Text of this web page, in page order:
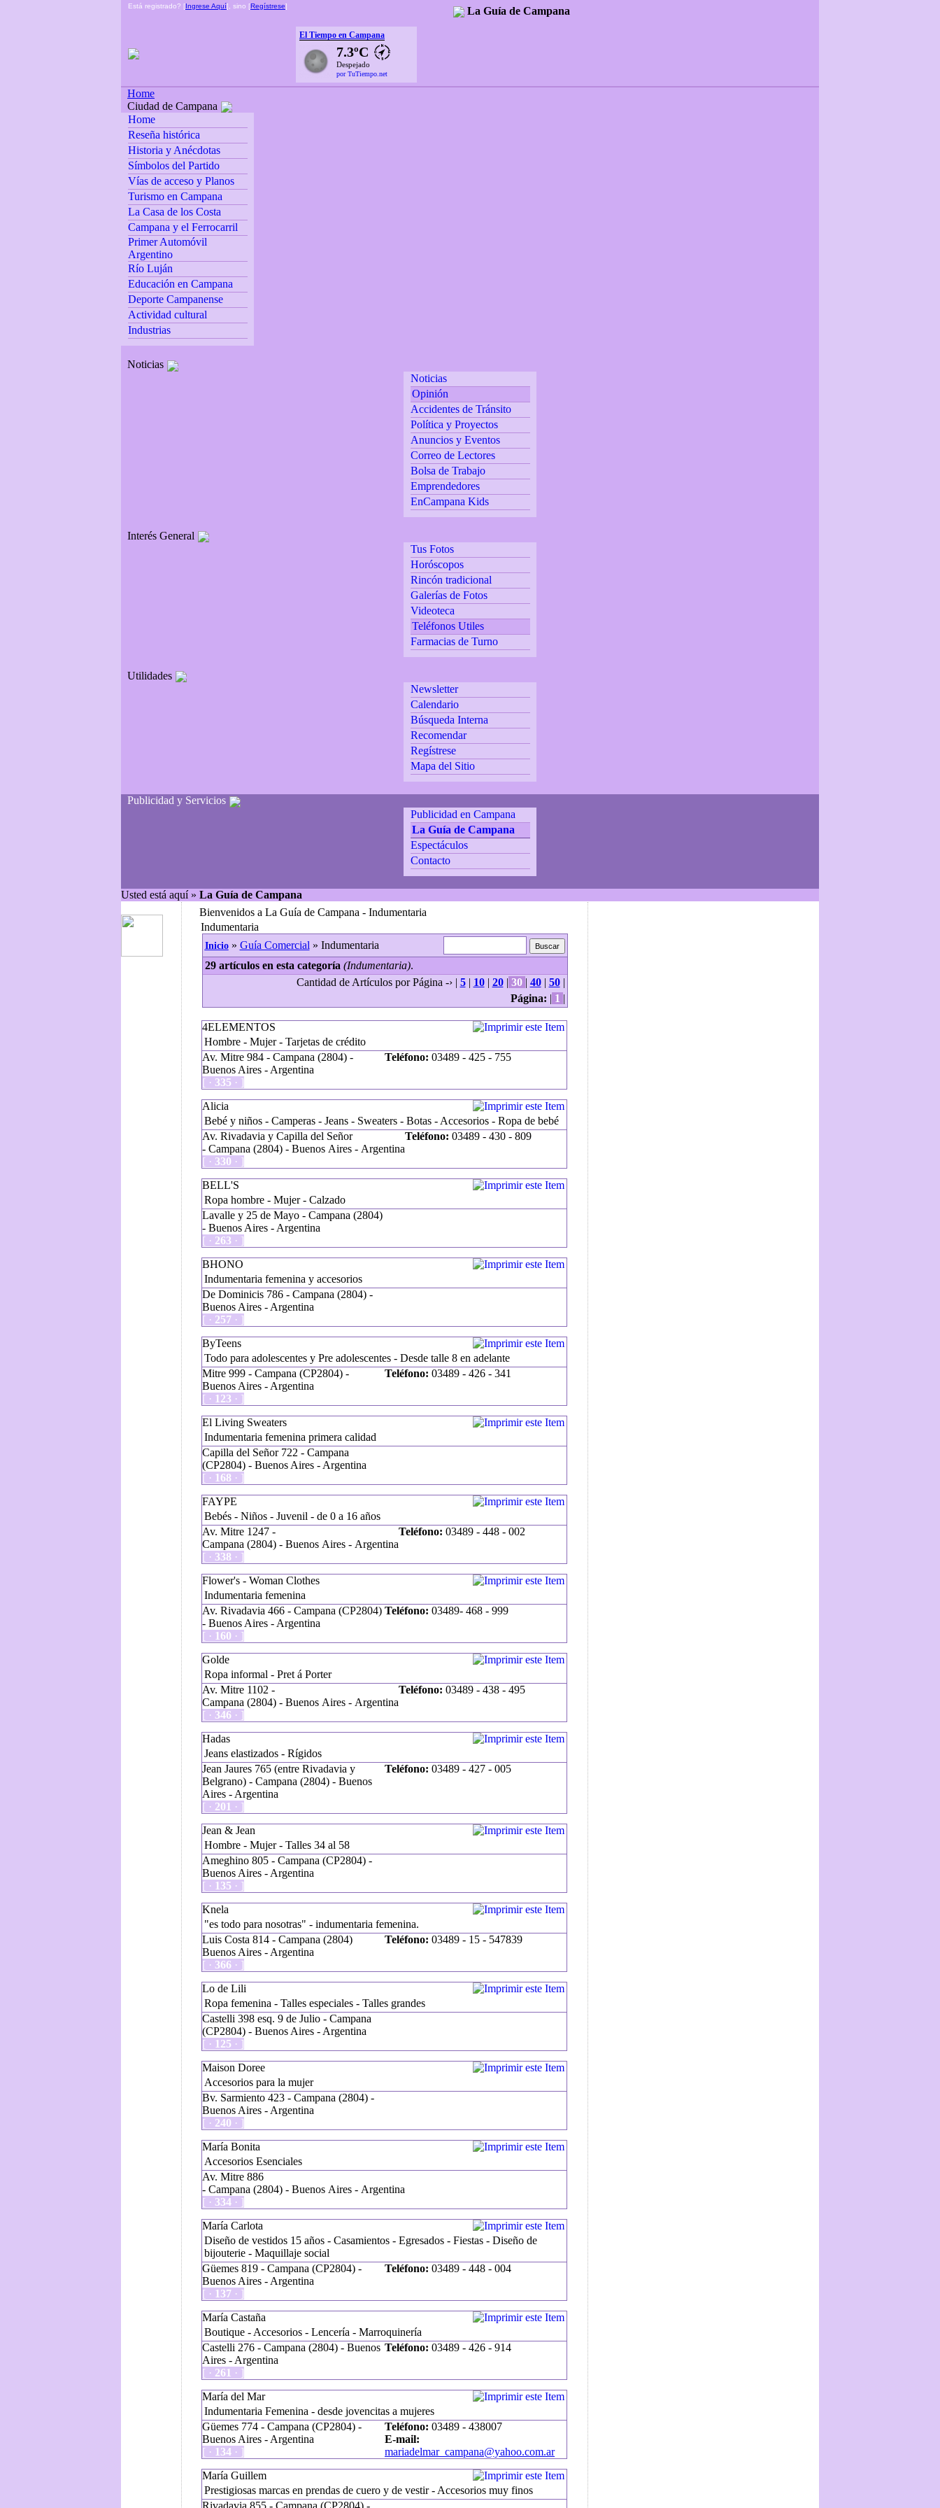
Está registrado? [Ingrese Aquí], sino [Regístrese] La Guía de Campana
El Tiempo en Campana
7.3ºC
Despejado
por TuTiempo.net
Home
Ciudad de Campana
Home
Reseña histórica
Historia y Anécdotas
Símbolos del Partido
Vías de acceso y Planos
Turismo en Campana
La Casa de los Costa
Campana y el Ferrocarril
Primer Automóvil
Argentino
Río Luján
Educación en Campana
Deporte Campanense
Actividad cultural
Industrias
Noticias
Noticias
Opinión
Accidentes de Tránsito
Política y Proyectos
Anuncios y Eventos
Correo de Lectores
Bolsa de Trabajo
Emprendedores
EnCampana Kids
Interés General
Tus Fotos
Horóscopos
Rincón tradicional
Galerías de Fotos
Videoteca
Teléfonos Utiles
Farmacias de Turno
Utilidades
Newsletter
Calendario
Búsqueda Interna
Recomendar
Regístrese
Mapa del Sitio
Publicidad y Servicios
Publicidad en Campana
La Guía de Campana
Espectáculos
Contacto
Usted está aquí » La Guía de Campana
Bienvenidos a La Guía de Campana - Indumentaria
Indumentaria
Inicio» Guía Comercial » Indumentaria
29 artículos en esta categoría (Indumentaria).
Cantidad de Artículos por Página -› | 5| 10| 20| 30 | 40| 50|
Página: | 1 |
4ELEMENTOS
Hombre - Mujer - Tarjetas de crédito
Av. Mitre 984 - Campana (2804) -
Buenos Aires - Argentina
[ · 335 · ]
Teléfono: 03489 - 425 - 755
Alicia
Bebé y niños - Camperas - Jeans - Sweaters - Botas - Accesorios - Ropa de bebé
Av. Rivadavia y Capilla del Señor
- Campana (2804) - Buenos Aires - Argentina
[ · 330 · ]
Teléfono: 03489 - 430 - 809
BELL'S
Ropa hombre - Mujer - Calzado
Lavalle y 25 de Mayo - Campana (2804)
- Buenos Aires - Argentina
[ · 263 · ]
BHONO
Indumentaria femenina y accesorios
De Dominicis 786 - Campana (2804) -
Buenos Aires - Argentina
[ · 257 · ]
ByTeens
Todo para adolescentes y Pre adolescentes - Desde talle 8 en adelante
Mitre 999 - Campana (CP2804) -
Buenos Aires - Argentina
[ · 123 · ]
Teléfono: 03489 - 426 - 341
El Living Sweaters
Indumentaria femenina primera calidad
Capilla del Señor 722 - Campana
(CP2804) - Buenos Aires - Argentina
[ · 168 · ]
FAYPE
Bebés - Niños - Juvenil - de 0 a 16 años
Av. Mitre 1247 -
Campana (2804) - Buenos Aires - Argentina
[ · 338 · ]
Teléfono: 03489 - 448 - 002
Flower's - Woman Clothes
Indumentaria femenina
Av. Rivadavia 466 - Campana (CP2804)
- Buenos Aires - Argentina
[ · 160 · ]
Teléfono: 03489- 468 - 999
Golde
Ropa informal - Pret á Porter
Av. Mitre 1102 -
Campana (2804) - Buenos Aires - Argentina
[ · 346 · ]
Teléfono: 03489 - 438 - 495
Hadas
Jeans elastizados - Rígidos
Jean Jaures 765 (entre Rivadavia y
Belgrano) - Campana (2804) - Buenos
Aires - Argentina
[ · 201 · ]
Teléfono: 03489 - 427 - 005
Jean & Jean
Hombre - Mujer - Talles 34 al 58
Ameghino 805 - Campana (CP2804) -
Buenos Aires - Argentina
[ · 135 · ]
Knela
"es todo para nosotras" - indumentaria femenina.
Luis Costa 814 - Campana (2804)
Buenos Aires - Argentina
[ · 366 · ]
Teléfono: 03489 - 15 - 547839
Lo de Lili
Ropa femenina - Talles especiales - Talles grandes
Castelli 398 esq. 9 de Julio - Campana
(CP2804) - Buenos Aires - Argentina
[ · 125 · ]
Maison Doree
Accesorios para la mujer
Bv. Sarmiento 423 - Campana (2804) -
Buenos Aires - Argentina
[ · 240 · ]
María Bonita
Accesorios Esenciales
Av. Mitre 886
- Campana (2804) - Buenos Aires - Argentina
[ · 334 · ]
María Carlota
Diseño de vestidos 15 años - Casamientos - Egresados - Fiestas - Diseño de
bijouterie - Maquillaje social
Güemes 819 - Campana (CP2804) -
Buenos Aires - Argentina
[ · 137 · ]
Teléfono: 03489 - 448 - 004
María Castaña
Boutique - Accesorios - Lencería - Marroquinería
Castelli 276 - Campana (2804) - Buenos
Aires - Argentina
[ · 261 · ]
Teléfono: 03489 - 426 - 914
María del Mar
Indumentaria Femenina - desde jovencitas a mujeres
Güemes 774 - Campana (CP2804) -
Buenos Aires - Argentina
[ · 134 · ]
Teléfono: 03489 - 438007
E-mail:
mariadelmar_campana@yahoo.com.ar
María Guillem
Prestigiosas marcas en prendas de cuero y de vestir - Accesorios muy finos
Rivadavia 855 - Campana (CP2804) -